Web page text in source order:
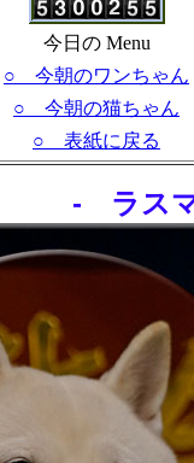
今日の Menu
○ 今朝のワンちゃん
○ 今朝の猫ちゃん
○ 表紙に戻る
- ラス